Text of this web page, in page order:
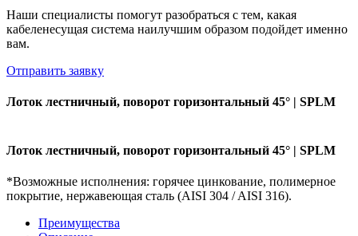
Наши специалисты помогут разобраться с тем, какая
кабеленесущая система наилучшим образом подойдет именно
вам.
Отправить заявку
Лоток лестничный, поворот горизонтальный 45° | SPLM
Лоток лестничный, поворот горизонтальный 45° | SPLM
*Возможные исполнения: горячее цинкование, полимерное
покрытие, нержавеющая сталь (AISI 304 / AISI 316).
Преимущества